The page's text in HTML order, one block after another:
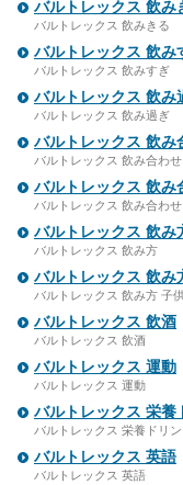
バルトレックス 飲み
バルトレックス 飲みきる
バルトレックス 飲み
バルトレックス 飲みすぎ
バルトレックス 飲み
バルトレックス 飲み過ぎ
バルトレックス 飲み
バルトレックス 飲み合わせ
バルトレックス 飲み
バルトレックス 飲み合わ
バルトレックス 飲み
バルトレックス 飲み方
バルトレックス 飲み
バルトレックス 飲み方 子
バルトレックス 飲酒
バルトレックス 飲酒
バルトレックス 運動
バルトレックス 運動
バルトレックス 栄養
バルトレックス 栄養ドリン
バルトレックス 英語
バルトレックス 英語